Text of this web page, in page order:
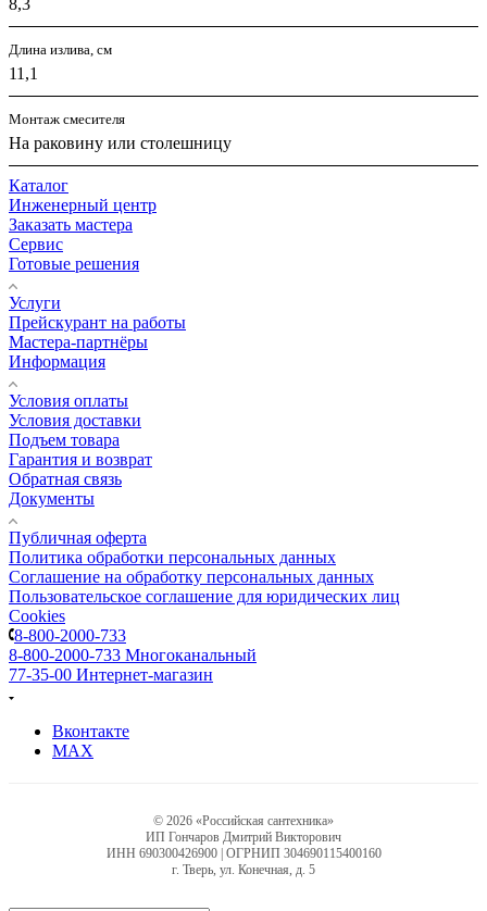
Длина излива, см
11,1
Монтаж смесителя
На раковину или столешницу
Каталог
Инженерный центр
Заказать мастера
Сервис
Готовые решения
Услуги
Прейскурант на работы
Мастера-партнёры
Информация
Условия оплаты
Условия доставки
Подъем товара
Гарантия и возврат
Обратная связь
Документы
Публичная оферта
Политика обработки персональных данных
Соглашение на обработку персональных данных
Пользовательское соглашение для юридических лиц
Cookies
8-800-2000-733
8-800-2000-733 Многоканальный
77-35-00 Интернет-магазин
Вконтакте
MAX
© 2026 «Российская сантехника»
ИП Гончаров Дмитрий Викторович
ИНН 690300426900 | ОГРНИП 304690115400160
г. Тверь, ул. Конечная, д. 5